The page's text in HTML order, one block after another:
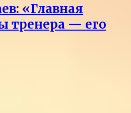
«Главная
тренера — его